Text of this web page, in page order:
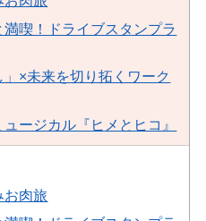
満喫！ドライブスタンプラ
」×未来を切り拓くワーク
ージカル『ヒメとヒコ』
お肉旅